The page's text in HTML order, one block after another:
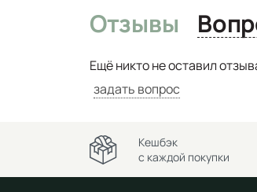
Отзывы
Ещё никто не оставил
задать вопрос
Кешбэк
с каждой покупки